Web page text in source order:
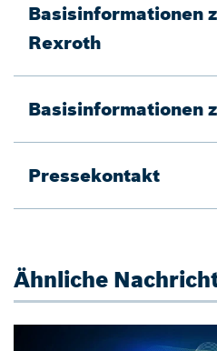
Basisinformationen
Rexroth
Basisinformationen
Pressekontakt
Ähnliche